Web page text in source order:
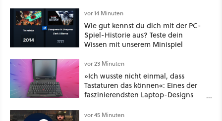
vor 14 Minuten
Wie gut kennst du dich mit der PC-
Spiel-Historie aus? Teste dein
Wissen mit unserem Minispiel
vor 23 Minuten
»Ich wusste nicht einmal, dass
Tastaturen das können«: Eines der
faszinierendsten Laptop-Designs
vor 45 Minuten